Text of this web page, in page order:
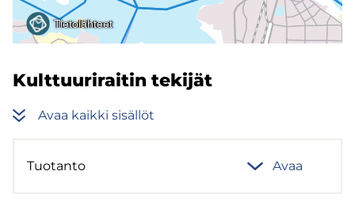
Kult­tuu­ri­rai­tin te­ki­jät
Avaa kaik­ki si­säl­löt
Tuo­tan­to Avaa